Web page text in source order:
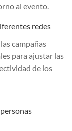
al evento.
redes
campañas
para ajustar las
de los